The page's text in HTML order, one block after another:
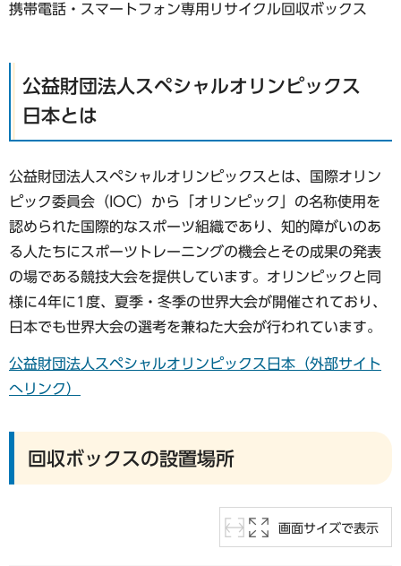
携帯電話・スマートフォン専用リサイクル回収ボックス
公益財団法人スペシャルオリンピックス
日本とは
公益財団法人スペシャルオリンピックスとは、国際オリン
ピック委員会（IOC）から「オリンピック」の名称使用を
認められた国際的なスポーツ組織であり、知的障がいのあ
る人たちにスポーツトレーニングの機会とその成果の発表
の場である競技大会を提供しています。オリンピックと同
様に4年に1度、夏季・冬季の世界大会が開催されており、
日本でも世界大会の選考を兼ねた大会が行われています。
公益財団法人スペシャルオリンピックス日本（外部サイト
へリンク）
回収ボックスの設置場所
画面サイズで表示